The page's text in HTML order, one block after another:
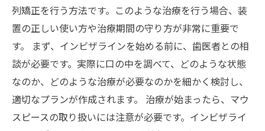
列矯正を行う方法です。このような治療を行う場合、装
置の正しい使い方や治療期間の守り方が非常に重要で
す。 まず、インビザラインを始める前に、歯医者との相
談が必要です。実際に口の中を調べて、どのような状態
なのか、どのような治療が必要なのかを細かく検討し、
適切なプランが作成されます。 治療が始まったら、マウ
スピースの取り扱いには注意が必要です。インビザライ